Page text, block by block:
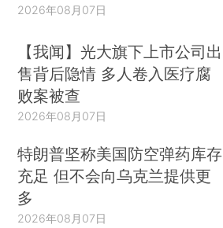
2026年08月07日
【我闻】光大旗下上市公司出
售背后隐情 多人卷入医疗腐
败案被查
2026年08月07日
特朗普坚称美国防空弹药库存
充足 但不会向乌克兰提供更
多
2026年08月07日